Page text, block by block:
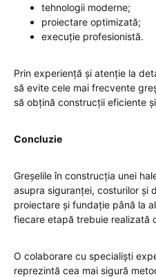
tehnologii moderne;
proiectare optimizată;
execuție profesionistă.
Prin experiență și atenție la
să evite cele mai frecvente
să obțină construcții eficiente
Concluzie
Greșelile în construcția unei
asupra siguranței, costurilor și
proiectare și fundație până la
fiecare etapă trebuie realizată
O colaborare cu specialiști
reprezintă cea mai sigură